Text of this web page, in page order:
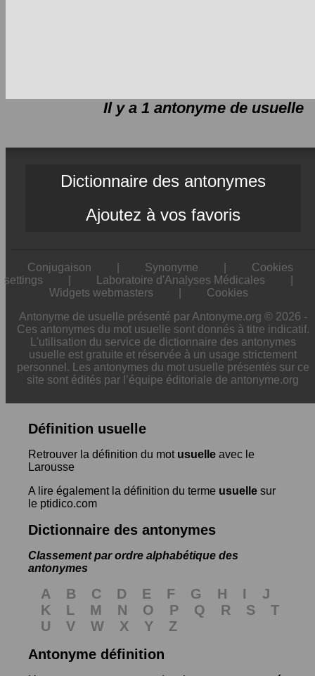
Il y a 1 antonyme de usuelle
Dictionnaire des antonymes
Ajoutez à vos favoris
Conjugaison Synonyme
Cookies
settings
Laboratoire d'Analyses Médicales
Widgets webmasters
Cookies
Antonyme de usuelle présenté par Antonyme.org © 2026 -
Ces antonymes du mot usuelle sont donnés à titre indicatif.
L'utilisation du service de dictionnaire des antonymes
usuelle est gratuite et réservée à un usage strictement
personnel. Les antonymes du mot usuelle présentés sur ce
site sont édités par l’équipe éditoriale de antonyme.org
Définition usuelle
Retrouver la définition du mot usuelle avec le
Larousse
A lire également la définition du terme usuelle sur
le ptidico.com
Dictionnaire des antonymes
Classement par ordre alphabétique des
antonymes
A B C D E F G H I
J
K
L M N O P Q R S
T
U
V W X Y
Z
Antonyme définition